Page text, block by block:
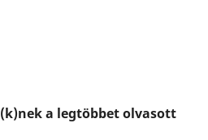
a legtöbbet olvasott